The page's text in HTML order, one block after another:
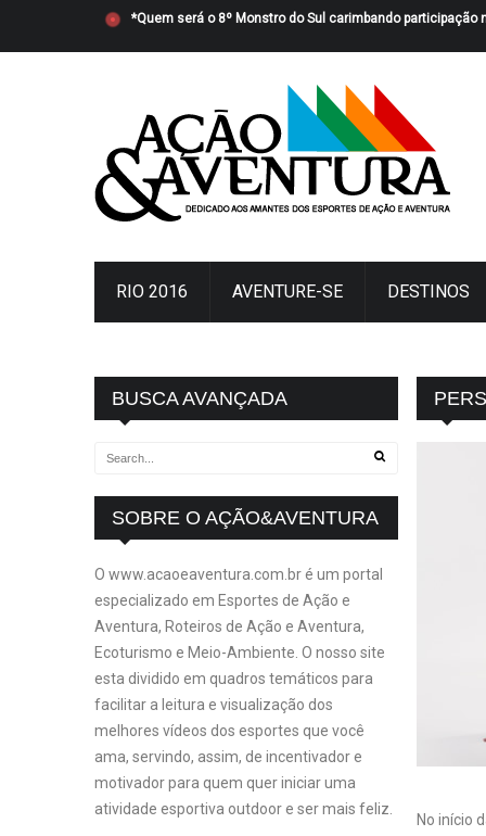
*Quem será o 8º Monstro do Sul carimbando participação
RIO 2016 AVENTURE-SE DESTINOS
No início
BUSCA AVANÇADA
SOBRE O AÇÃO&AVENTURA
O www.acaoeaventura.com.br é um portal
especializado em Esportes de Ação e
Aventura, Roteiros de Ação e Aventura,
Ecoturismo e Meio-Ambiente. O nosso site
esta dividido em quadros temáticos para
facilitar a leitura e visualização dos
melhores vídeos dos esportes que você
ama, servindo, assim, de incentivador e
motivador para quem quer iniciar uma
atividade esportiva outdoor e ser mais feliz.